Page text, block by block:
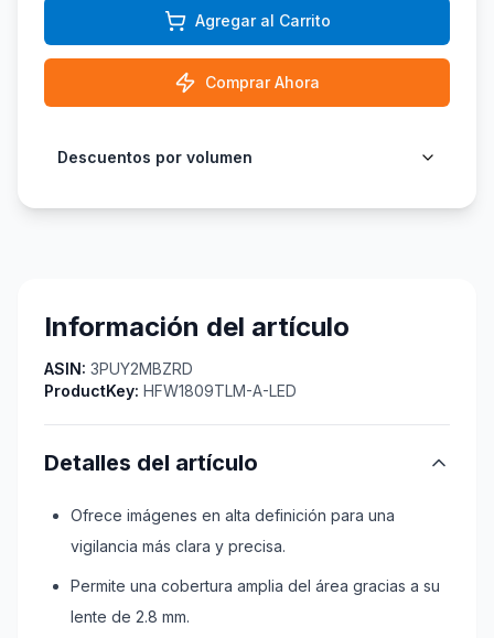
Agregar al Carrito
Comprar Ahora
Descuentos por volumen
Información del artículo
ASIN: 3PUY2MBZRD
ProductKey: HFW1809TLM-A-LED
Detalles del artículo
Ofrece imágenes en alta definición para una
vigilancia más clara y precisa.
Permite una cobertura amplia del área gracias a su
lente de 2.8 mm.